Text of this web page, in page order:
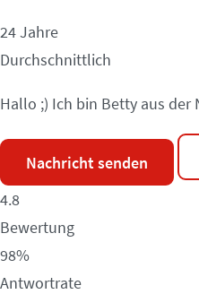
24 Jahre
Durchschnittlich
Hallo ;) Ich bin Betty aus der
Nachricht senden
4.8
Bewertung
98%
Antwortrate